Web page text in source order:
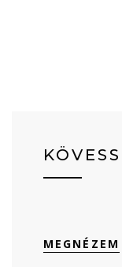
MEGNÉZEM